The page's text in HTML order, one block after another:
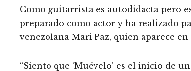
Como guitarrista es autodidacta pero
preparado como actor y ha realizado
venezolana Mari Paz, quien aparece en
“Siento que ‘Muévelo’ es el inicio de